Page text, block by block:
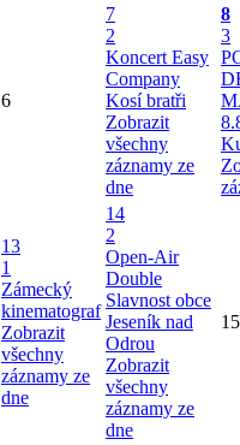
6
7
2
Koncert Easy
Company
Kosí bratři
Zobrazit
všechny
záznamy ze
dne
8
3
13
1
Zámecký
kinematograf
Zobrazit
všechny
záznamy ze
dne
14
2
Open-Air
Double
Slavnost obce
Jeseník nad
Odrou
Zobrazit
všechny
záznamy ze
dne
15